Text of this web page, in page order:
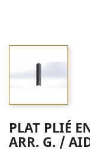
PLAT PLIÉ
ARR. G. /